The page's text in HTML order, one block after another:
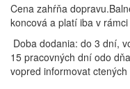
Cena zahŕňa
koncová a platí iba v
Doba dodania: do 3 dní,
15 pracovných dní odo
vopred informovat ctených